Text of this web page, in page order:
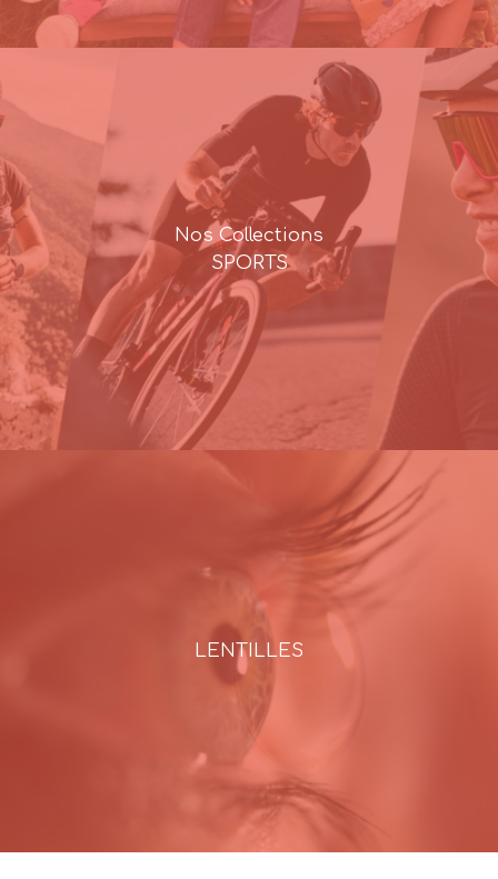
Nos Collections
SPORTS
LENTILLES